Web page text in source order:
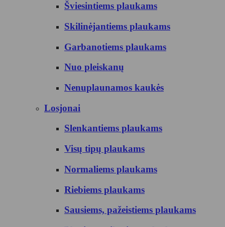
Šviesintiems plaukams
Skilinėjantiems plaukams
Garbanotiems plaukams
Nuo pleiskanų
Nenuplaunamos kaukės
Losjonai
Slenkantiems plaukams
Visų tipų plaukams
Normaliems plaukams
Riebiems plaukams
Sausiems, pažeistiems plaukams